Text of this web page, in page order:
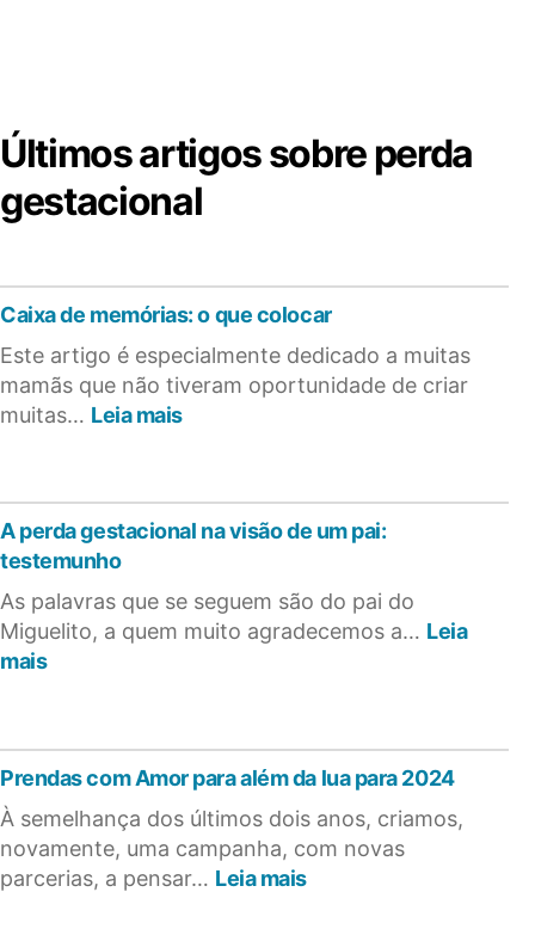
Últimos artigos sobre perda
gestacional
Caixa de memórias: o que colocar
Este artigo é especialmente dedicado a muitas
mamãs que não tiveram oportunidade de criar
muitas… Leia mais:
que
A perda gestacional na visão de um pai:
testemunho
As palavras que se seguem são do pai do
Miguelito, a quem muito agradecemos a… Leia
mais:
visão
de
um
pai:
testemunho
Prendas com Amor para além da lua para 2024
À semelhança dos últimos dois anos, criamos,
novamente, uma campanha, com novas
parcerias, a pensar… Leia mais: